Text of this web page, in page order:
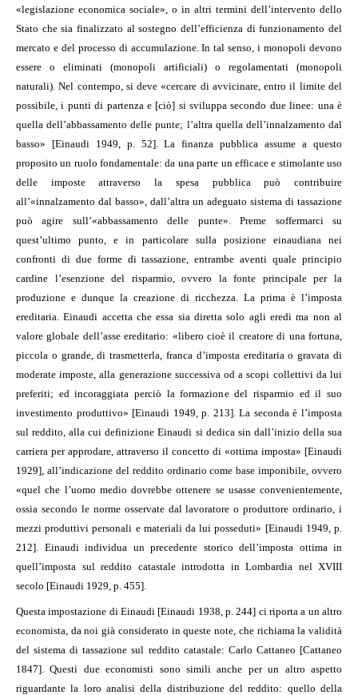
«legislazione economica sociale», o in altri termini dell’intervento dello
Stato che sia finalizzato al sostegno dell’efficienza di funzionamento del
mercato e del processo di accumulazione. In tal senso, i monopoli devono
essere o eliminati (monopoli artificiali) o regolamentati (monopoli
naturali). Nel contempo, si deve «cercare di avvicinare, entro il limite del
possibile, i punti di partenza e [ciò] si sviluppa secondo due linee: una è
quella dell’abbassamento delle punte; l’altra quella dell’innalzamento dal
basso» [Einaudi 1949, p. 52]. La finanza pubblica assume a questo
proposito un ruolo fondamentale: da una parte un efficace e stimolante uso
delle imposte attraverso la spesa pubblica può contribuire
all’«innalzamento dal basso», dall’altra un adeguato sistema di tassazione
può agire sull’«abbassamento delle punte». Preme soffermarci su
quest’ultimo punto, e in particolare sulla posizione einaudiana nei
confronti di due forme di tassazione, entrambe aventi quale principio
cardine l’esenzione del risparmio, ovvero la fonte principale per la
produzione e dunque la creazione di ricchezza. La prima è l’imposta
ereditaria. Einaudi accetta che essa sia diretta solo agli eredi ma non al
valore globale dell’asse ereditario: «libero cioè il creatore di una fortuna,
piccola o grande, di trasmetterla, franca d’imposta ereditaria o gravata di
moderate imposte, alla generazione successiva od a scopi collettivi da lui
preferiti; ed incoraggiata perciò la formazione del risparmio ed il suo
investimento produttivo» [Einaudi 1949, p. 213]. La seconda è l’imposta
sul reddito, alla cui definizione Einaudi si dedica sin dall’inizio della sua
carriera per approdare, attraverso il concetto di «ottima imposta» [Einaudi
1929], all’indicazione del reddito ordinario come base imponibile, ovvero
«quel che l’uomo medio dovrebbe ottenere se usasse convenientemente,
ossia secondo le norme osservate dal lavoratore o produttore ordinario, i
mezzi produttivi personali e materiali da lui posseduti» [Einaudi 1949, p.
212]. Einaudi individua un precedente storico dell’imposta ottima in
quell’imposta sul reddito catastale introdotta in Lombardia nel XVIII
secolo [Einaudi 1929, p. 455].
Questa impostazione di Einaudi [Einaudi 1938, p. 244] ci riporta a un altro
economista, da noi già considerato in queste note, che richiama la validità
del sistema di tassazione sul reddito catastale: Carlo Cattaneo [Cattaneo
1847]. Questi due economisti sono simili anche per un altro aspetto
riguardante la loro analisi della distribuzione del reddito: quello della